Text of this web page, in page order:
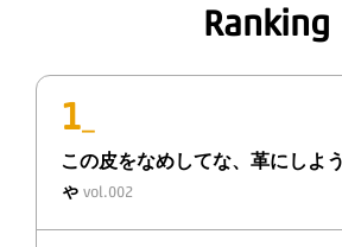
Ranking
1
この皮をなめしてな、 革にしよ
ゃ vol.002